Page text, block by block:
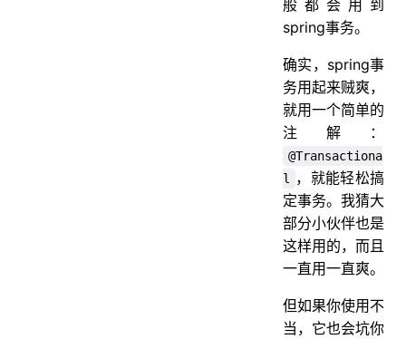
4.自定义了回滚异常
5.嵌套事务回滚多了
三 其他
1 大事务问题
2.编程式事务
般都会用到
spring事务。
确实，spring事
务用起来贼爽，
就用一个简单的
注解：
@Transactiona
l
，就能轻松搞
定事务。我猜大
部分小伙伴也是
这样用的，而且
一直用一直爽。
但如果你使用不
当，它也会坑你